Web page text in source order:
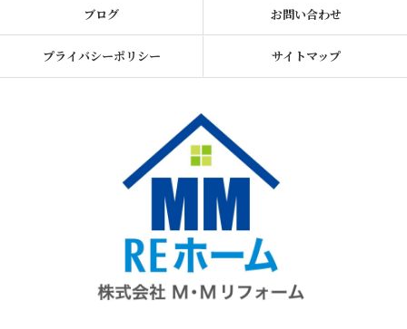
ブログ お問い合わせ
プライバシーポリシー サイトマップ